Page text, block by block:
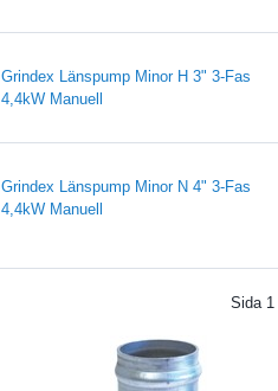
Grindex Länspump Minor H 3" 3-Fas
4,4kW Manuell
Grindex Länspump Minor N 4" 3-Fas
4,4kW Manuell
Sida 1